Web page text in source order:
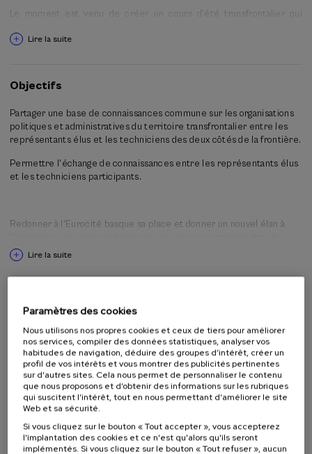
Le moment est venu de créer un cours d'été transfrontalier qui
des institutions d'Iparralde et Hegoalde, mais aussi aux citoyens
basque, de comprendre comment les compétences sont définies et
appliquées sur ce territoire et de réfléchir ensemble à l'Eurocité
basque de demain.
À cette fin, le programme suivant est proposé :
caractérisé par une asymétrie institutionnelle
qui apportent des solutions aux défis posés tant aux administrations
qu’aux citoyens.
I) Apprenons à nous connaître. Différents systèmes
décentralisation française : un rôle et une conception différents des
autorités locales et des collectivités
Présentation du modèle institutionnel en Hegoalde (insistant sur les
relations entre l'État et les entités territoriales ; assumant le rôle des
territoires historiques basques ; soulignant que chaque communauté
autonome a son propre mode de fonctionnement).
Présentation du modèle français basé sur la décentralisation.
B) Intercommunalité en France versus agences de
développement au Gipuzkoa : deux façons de gérer un
Le développement de l'intercommunalité en France sera abordé et il sera
montré comment ce niveau est devenu un acteur réel de l'action publique.
Lire la suite
Objectifs
Partager une base de connaissances commune sur les organisations
politiques et administratives du territoire transfrontalier entre les
représentants élus et les techniciens des deux côtés de la frontière.
Permettre l'échange de connaissances entre les représentants élus
et les techniciens participants.
Redonner à l'Eurocité basque sa place et donner un nouvel élan à
réflexion sur son avenir.
Lire la suite
Public en général
Méthodologie
Des exposés magistraux, présentés par des personnes ayant un
leadership académique et institutionnel, et un dialogue horizontal
entre les intervenants et les assistants.
Paramètres des cookies
Nous utilisons nos propres cookies et ceux de tiers pour améliorer
nos services, compiler des données statistiques, analyser vos
habitudes de navigation, déduire des groupes d’intérêt, créer un
profil de vos intérêts et vous montrer des publicités pertinentes
sur d’autres sites. Cela nous permet de personnaliser le contenu
que nous proposons et d’obtenir des informations sur les rubriques
qui suscitent l’intérêt, tout en nous permettant d’améliorer le site
Web et sa sécurité.
Si vous cliquez sur le bouton « Tout accepter », vous accepterez
l'implantation des cookies et ce n'est qu'alors qu'ils seront
implémentés. Si vous cliquez sur le bouton « Tout refuser », aucun